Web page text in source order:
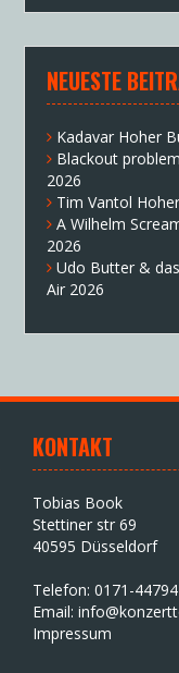
NEUESTE
Kadavar Hoher
Blackout
2026
Tim Vantol
A Wilhelm
2026
Udo Butter &
Air 2026
KONTAKT
Tobias Book
Stettiner str 69
40595 Düsseldorf
Telefon: 0171-
Email:
Impressum